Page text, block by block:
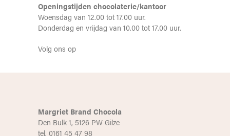
Openingstijden chocolaterie/kantoor
Woensdag van 12.00 tot 17.00 uur.
Donderdag en vrijdag van 10.00 tot 17.00 uur.
Volg ons op
Margriet Brand Chocola
Den Bulk 1, 5126 PW Gilze
tel. 0161 45 47 98